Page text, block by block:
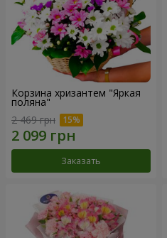
Корзина хризантем "Яркая
поляна"
2 469 грн
Заказать